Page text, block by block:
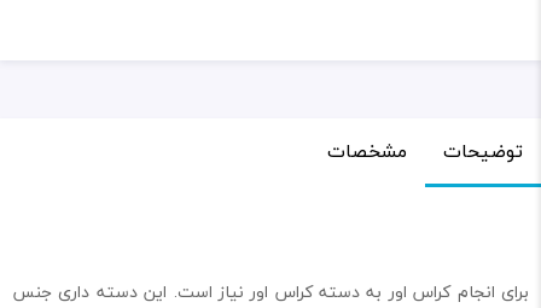
توضیحات مشخصات
برای انجام کراس اور به دسته کراس اور نیاز است. این دسته داری جنس